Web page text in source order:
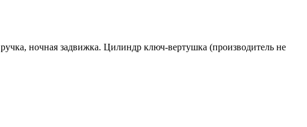
ночная задвижка. Цилиндр ключ-вертушка (производитель не